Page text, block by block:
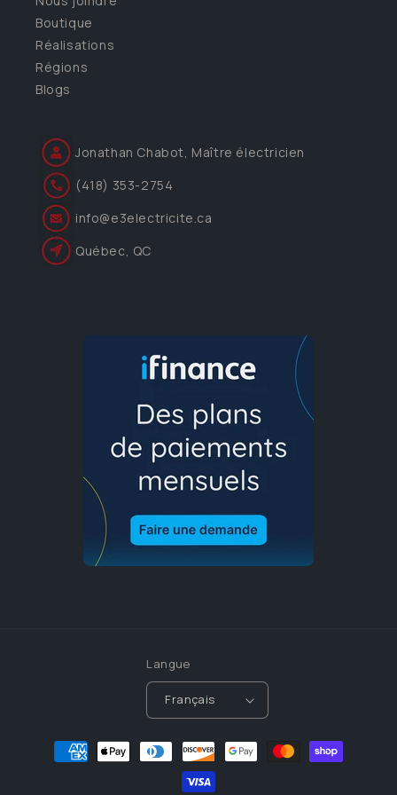
Boutique
Réalisations
Régions
Blogs
Jonathan Chabot, Maître électricien
(418) 353-2754
info@e3electricite.ca
Québec, QC
Langue
Français
Moyens